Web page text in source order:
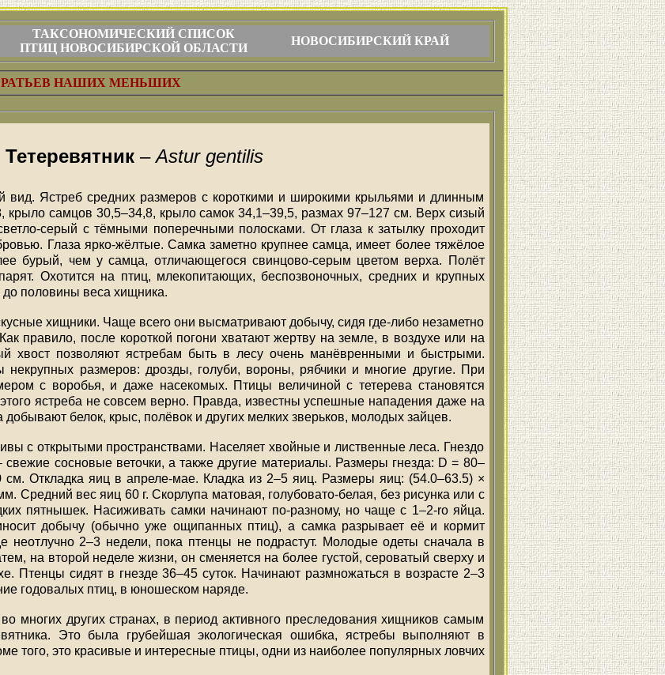
ТАКСОНОМИЧЕСКИЙ СПИСОК
ПТИЦ НОВОСИБИРСКОЙ ОБЛАСТИ
НОВОСИБИРСКИЙ КРАЙ
НАШИХ МЕНЬШИХ
Тетеревятник –Astur gentilis
вид. Ястреб средних размеров с короткими и широкими крыльями и длинным
крыло самцов 30,5–34,8, крыло самок 34,1–39,5, размах 97–127 см. Верх сизый
серый с тёмными поперечными полосками. От глаза к затылку проходит
Глаза ярко-жёлтые. Самка заметно крупнее самца, имеет более тяжёлое
бурый, чем у самца, отличающегося свинцово-серым цветом верха. Полёт
Охотится на птиц, млекопитающих, беспозвоночных, средних и крупных
половины веса хищника.
хищники. Чаще вcero они высматривают добычу, сидя где-либо незаметно
правило, после короткой погони хватают жертву на земле, в воздухе или на
хвост позволяют ястребам быть в лесу очень манёвренными и быстрыми.
размеров: дрозды, голуби, вороны, рябчики и многие другие. При
с воробья, и даже насекомых. Птицы величиной с тетерева становятся
ястреба не совсем верно. Правда, известны успешные нападения даже на
белок, крыс, полёвок и других мелких зверьков, молодых зайцев.
с открытыми пространствами. Населяет хвойные и лиственные леса. Гнездо
свежие сосновые веточки, а также другие материалы. Размеры гнезда: D = 80–
Откладка яиц в апреле-мае. Кладка из 2–5 яиц. Размеры яиц: (54.0–63.5) ×
Средний вес яиц 60 г. Скорлупа матовая, голубовато-белая, без рисунка или с
пятнышек. Насиживать самки начинают по-разному, но чаще с 1–2-ro яйца.
добычу (обычно уже ощипанных птиц), а самка разрывает её и кормит
неотлучно 2–3 недели, пока птенцы не подрастут. Молодые одеты сначала в
на второй неделе жизни, он сменяется на более густой, сероватый сверху и
Птенцы сидят в гнезде 36–45 суток. Начинают размножаться в возрасте 2–3
годовалых птиц, в юношеском наряде.
многих других странах, в период активного преследования хищников самым
Это была грубейшая экологическая ошибка, ястребы выполняют в
того, это красивые и интересные птицы, одни из наиболее популярных ловчих